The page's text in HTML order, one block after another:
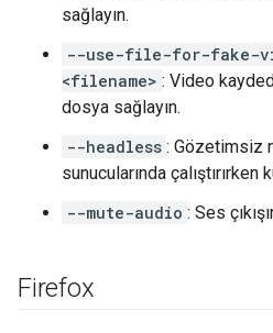
sağlayın.
--use-file-for-fake-
<filename> : Video
dosya sağlayın.
--headless : Gözetimsiz
sunucularında çalıştırırken
--mute-audio : Ses
Firefox